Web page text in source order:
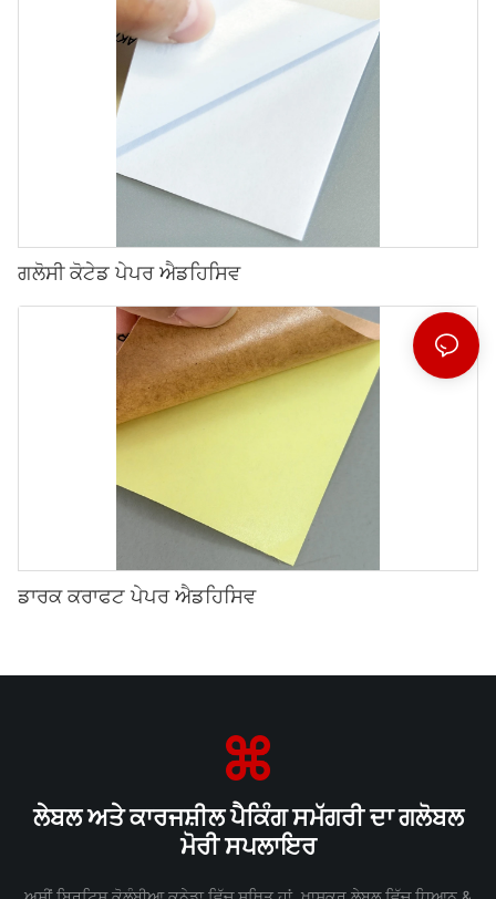
ਗਲੋਸੀ ਕੋਟੇਡ ਪੇਪਰ ਐਡਹਿਸਿਵ
ਡਾਰਕ ਕਰਾਫਟ ਪੇਪਰ ਐਡਹਿਸਿਵ
ਲੇਬਲ ਅਤੇ ਕਾਰਜਸ਼ੀਲ ਪੈਕਿੰਗ ਸਮੱਗਰੀ ਦਾ ਗਲੋਬਲ
ਮੋਰੀ ਸਪਲਾਇਰ